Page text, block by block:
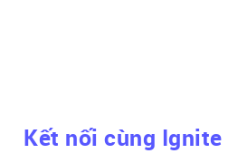
Kết nối cùng Ignite